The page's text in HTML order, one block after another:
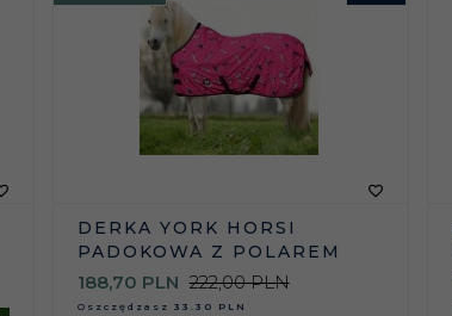
DERKA YORK HORSI
PADOKOWA Z POLAREM
188,70 PLN 222,00 PLN
Oszczędzasz 33.30 PLN